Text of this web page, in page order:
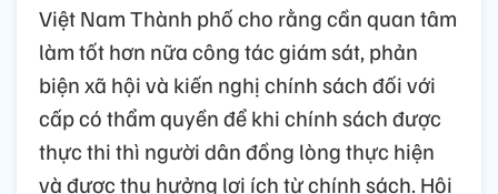
Việt Nam Thành phố cho rằng cần quan tâm
làm tốt hơn nữa công tác giám sát, phản
biện xã hội và kiến nghị chính sách đối với
cấp có thẩm quyền để khi chính sách được
thực thi thì người dân đồng lòng thực hiện
và được thụ hưởng lợi ích từ chính sách. Hội